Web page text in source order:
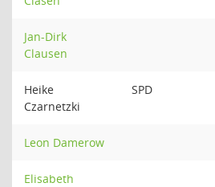
Jan-Dirk
Clausen
Heike
Czarnetzki
SPD
Leon Damerow
Elisabeth